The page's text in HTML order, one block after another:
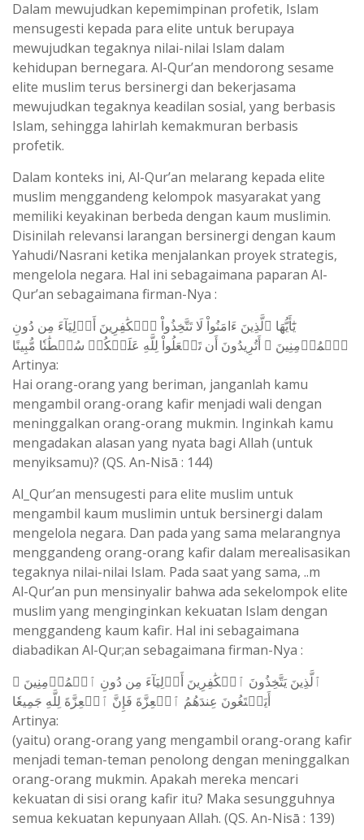
Dalam mewujudkan kepemimpinan profetik, Islam
mensugesti kepada para elite untuk berupaya
mewujudkan tegaknya nilai-nilai Islam dalam
kehidupan bernegara. Al-Qur’an mendorong sesame
elite muslim terus bersinergi dan bekerjasama
mewujudkan tegaknya keadilan sosial, yang berbasis
Islam, sehingga lahirlah kemakmuran berbasis
profetik.
Dalam konteks ini, Al-Qur’an melarang kepada elite
muslim menggandeng kelompok masyarakat yang
memiliki keyakinan berbeda dengan kaum muslimin.
Disinilah relevansi larangan bersinergi dengan kaum
Yahudi/Nasrani ketika menjalankan proyek strategis,
mengelola negara. Hal ini sebagaimana paparan Al-
Qur’an sebagaimana firman-Nya :
يَٰٓأَيُّهَا ٱلَّذِينَ ءَامَنُواْ لَا تَتَّخِذُواْ ٱلۡكَٰفِرِينَ أَوۡلِيَآءَ مِن دُونِ
ٱلۡمُؤۡمِنِينَ ۚ أَتُرِيدُونَ أَن تَجۡعَلُواْ لِلَّهِ عَلَيۡكُمۡ سُلۡطَٰنٗا مُّبِينًا
Artinya:
Hai orang-orang yang beriman, janganlah kamu
mengambil orang-orang kafir menjadi wali dengan
meninggalkan orang-orang mukmin. Inginkah kamu
mengadakan alasan yang nyata bagi Allah (untuk
menyiksamu)? (QS. An-Nisā : 144)
Al_Qur’an mensugesti para elite muslim untuk
mengambil kaum muslimin untuk bersinergi dalam
mengelola negara. Dan pada yang sama melarangnya
menggandeng orang-orang kafir dalam merealisasikan
tegaknya nilai-nilai Islam. Pada saat yang sama, ..m
Al-Qur’an pun mensinyalir bahwa ada sekelompok elite
muslim yang menginginkan kekuatan Islam dengan
menggandeng kaum kafir. Hal ini sebagaimana
diabadikan Al-Qur;an sebagaimana firman-Nya :
ٱلَّذِينَ يَتَّخِذُونَ ٱلۡكَٰفِرِينَ أَوۡلِيَآءَ مِن دُونِ ٱلۡمُؤۡمِنِينَ ۚ
أَيَبۡتَغُونَ عِندَهُمُ ٱلۡعِزَّةَ فَإِنَّ ٱلۡعِزَّةَ لِلَّهِ جَمِيعٗا
Artinya:
(yaitu) orang-orang yang mengambil orang-orang kafir
menjadi teman-teman penolong dengan meninggalkan
orang-orang mukmin. Apakah mereka mencari
kekuatan di sisi orang kafir itu? Maka sesungguhnya
semua kekuatan kepunyaan Allah. (QS. An-Nisā : 139)